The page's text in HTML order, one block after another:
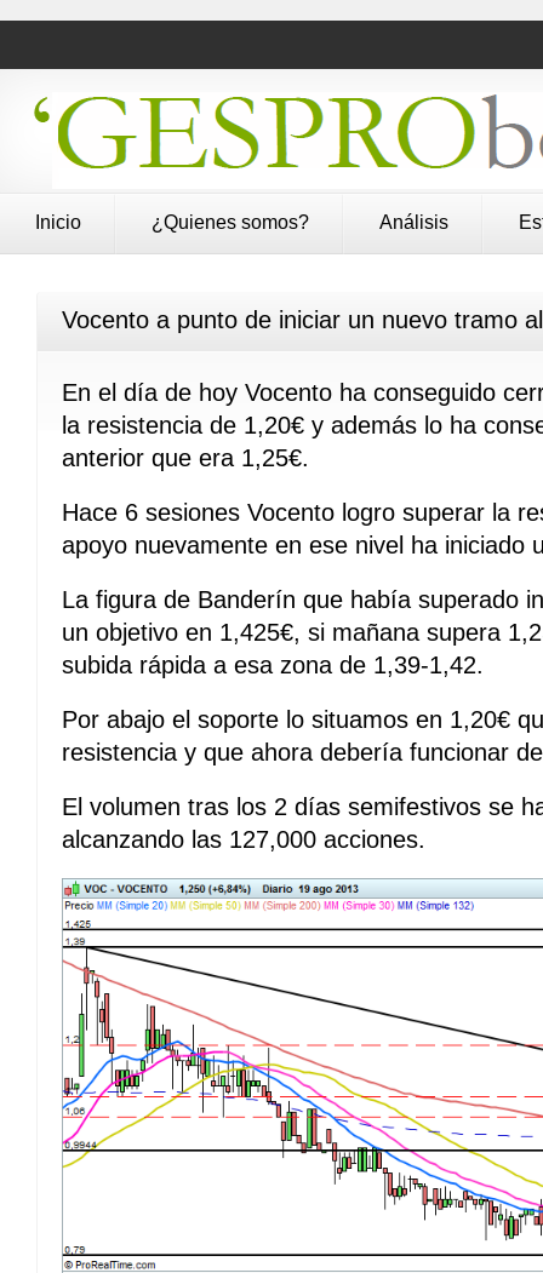
Inicio ¿Quienes somos? Análisis
Vocento a punto de iniciar un nuevo tramo
En el día de hoy Vocento ha conseguido
la resistencia de 1,20€ y además lo ha
anterior que era 1,25€.
Hace 6 sesiones Vocento logro superar la
apoyo nuevamente en ese nivel ha iniciado
La figura de Banderín que había superado
un objetivo en 1,425€, si mañana supera
subida rápida a esa zona de 1,39-1,42.
Por abajo el soporte lo situamos en 1,20€
resistencia y que ahora debería funcionar
El volumen tras los 2 días semifestivos se
alcanzando las 127,000 acciones.